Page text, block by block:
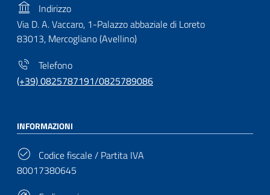
Indirizzo
Via D. A. Vaccaro, 1-Palazzo abbaziale di Loreto
83013, Mercogliano (Avellino)
Telefono
(+39) 0825787191/0825789086
INFORMAZIONI
Codice fiscale / Partita IVA
80017380645